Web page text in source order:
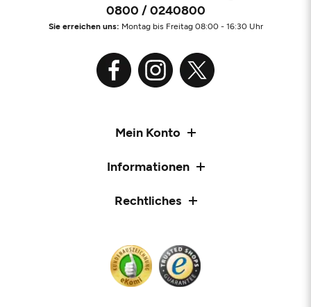
0800 / 0240800
Sie erreichen uns: Montag bis Freitag 08:00 - 16:30 Uhr
Mein Konto
Informationen
Rechtliches